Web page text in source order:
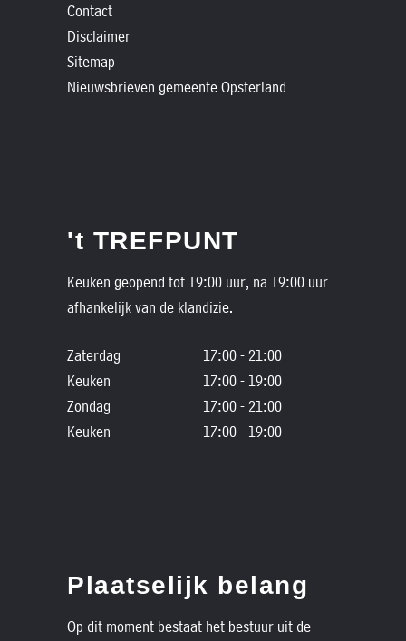
Contact
Disclaimer
Sitemap
Nieuwsbrieven gemeente Opsterland
't TREFPUNT
Keuken geopend tot 19:00 uur, na 19:00 uur
afhankelijk van de klandizie.
Zaterdag
17:00 - 21:00
Keuken
17:00 - 19:00
Zondag
17:00 - 21:00
Keuken
17:00 - 19:00
Plaatselijk belang
Op dit moment bestaat het bestuur uit de
gemeente
Opsterland